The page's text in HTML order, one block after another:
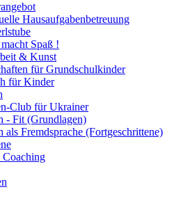
Hausaufgabenbetreuung
Spaß !
& Kunst
für Grundschulkinder
für Kinder
Club für Ukrainer
- Fit (Grundlagen)
als Fremdsprache (Fortgeschrittene)
Coaching